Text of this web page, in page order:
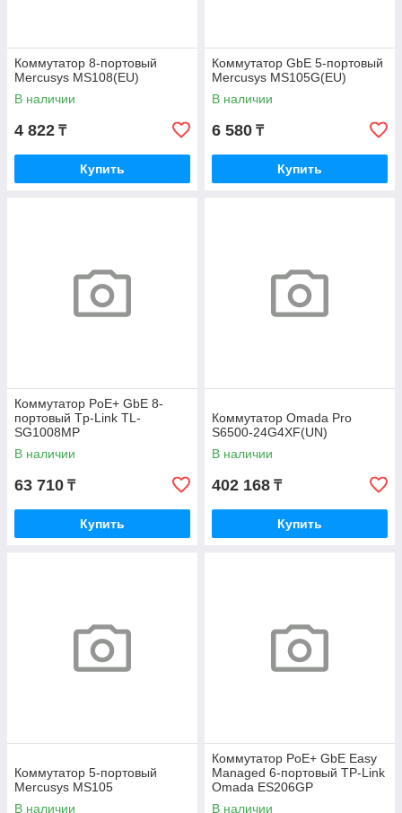
Коммутатор 8-портовый
Mercusys MS108(EU)
В наличии
4 822 ₸
Купить
Коммутатор GbE 5-портовый
Mercusys MS105G(EU)
В наличии
6 580 ₸
Купить
Коммутатор PoE+ GbE 8-
портовый Tp-Link TL-
SG1008MP
В наличии
63 710 ₸
Купить
Коммутатор Omada Pro
S6500-24G4XF(UN)
В наличии
402 168 ₸
Купить
Коммутатор 5-портовый
Mercusys MS105
В наличии
Коммутатор PoE+ GbE Easy
Managed 6-портовый TP-Link
Omada ES206GP
(ES206GP(UN))
В наличии